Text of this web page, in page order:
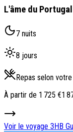
L'âme du
7 nuits
8 jours
Repas selon
À partir de 1 725 €1
Voir le voyage 3HB